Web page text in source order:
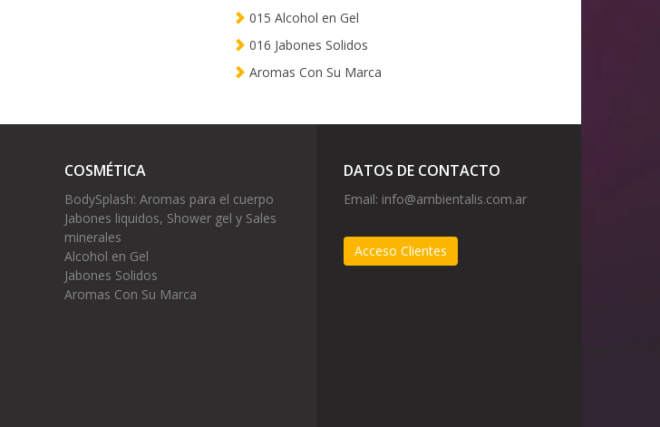
015 Alcohol en Gel
016 Jabones Solidos
Aromas Con Su Marca
COSMÉTICA
BodySplash: Aromas para el cuerpo
Jabones liquidos, Shower gel y Sales
minerales
Alcohol en Gel
Jabones Solidos
Aromas Con Su Marca
DATOS DE CONTACTO
Email: info@ambientalis.com.ar
Acceso Clientes